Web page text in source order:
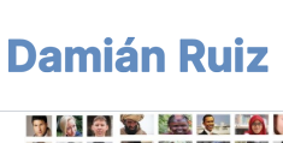
al
contenido